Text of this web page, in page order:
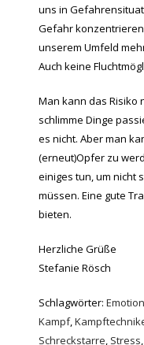
uns in
Gefahr
unserem Umfeld
Auch keine
Man kann das Risiko
schlimme Dinge
es nicht. Aber man
(erneut)Opfer zu
einiges tun, um nicht
müssen. Eine gute
bieten.
Herzliche Grüße
Stefanie Rösch
Schlagwörter:
Kampf,
Schreckstarre, Stress,